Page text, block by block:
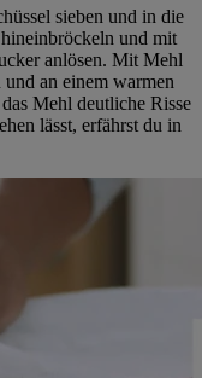
sieben und in die
und mit
anlösen. Mit Mehl
an einem warmen
Mehl deutliche Risse
lässt, erfährst du in